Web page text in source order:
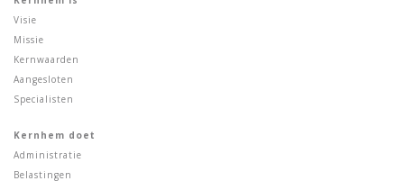
Visie
Missie
Kernwaarden
Aangesloten
Specialisten
Kernhem doet
Administratie
Belastingen